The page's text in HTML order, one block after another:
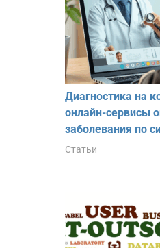
Диагностика на
онлайн-сервисы
заболевания по
Статьи